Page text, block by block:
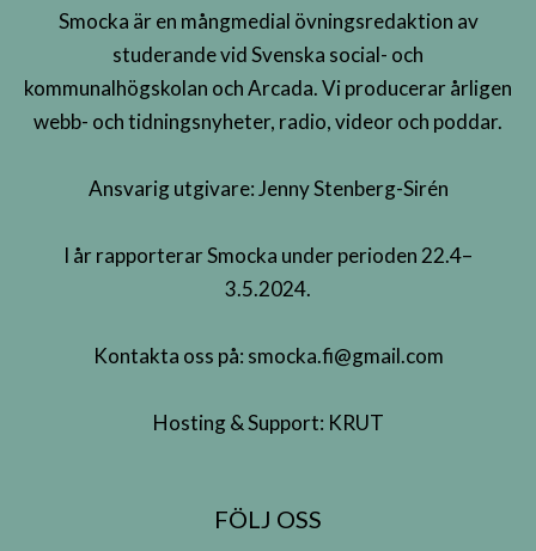
Smocka är en mångmedial övningsredaktion av
studerande vid Svenska social- och
kommunalhögskolan och Arcada. Vi producerar årligen
webb- och tidningsnyheter, radio, videor och poddar.
Ansvarig utgivare: Jenny Stenberg-Sirén
I år rapporterar Smocka under perioden 22.4–
3.5.2024.
Kontakta oss på: smocka.fi@gmail.com
Hosting & Support: KRUT
FÖLJ OSS